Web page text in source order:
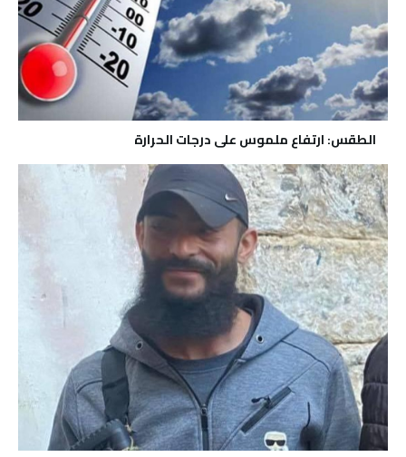
الطقس: ارتفاع ملموس على درجات الحرارة